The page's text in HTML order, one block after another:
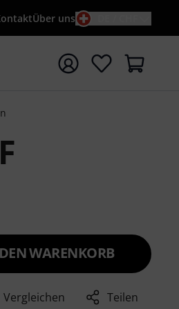
Über uns
starten
WARENKORB
Vergleichen Teilen